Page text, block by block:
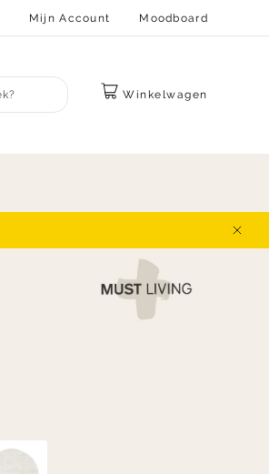
Mijn Account Moodboard
Winkelwagen